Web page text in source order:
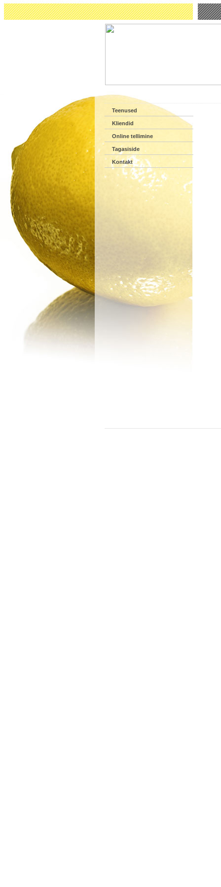
Teenused
Kliendid
Online tellimine
Tagasiside
Kontakt